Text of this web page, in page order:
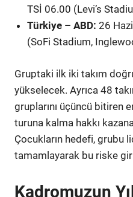
TSİ 06.00 (Levi’s
Türkiye – ABD: 26
(SoFi Stadium,
Gruptaki ilk iki takım
yükselecek. Ayrıca 48
gruplarını üçüncü bitiren
turuna kalma hakkı
Çocukların hedefi, grubu
tamamlayarak bu riske
Kadromuzun